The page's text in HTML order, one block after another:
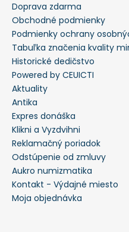
Doprava zdarma
Obchodné podmienky
Podmienky ochrany
Tabuľka značenia kvality
Historické dedičstvo
Powered by CEUICTI
Aktuality
Antika
Expres donáška
Klikni a Vyzdvihni
Reklamačný poriadok
Odstúpenie od zmluvy
Aukro numizmatika
Kontakt - Výdajné miesto
Moja objednávka